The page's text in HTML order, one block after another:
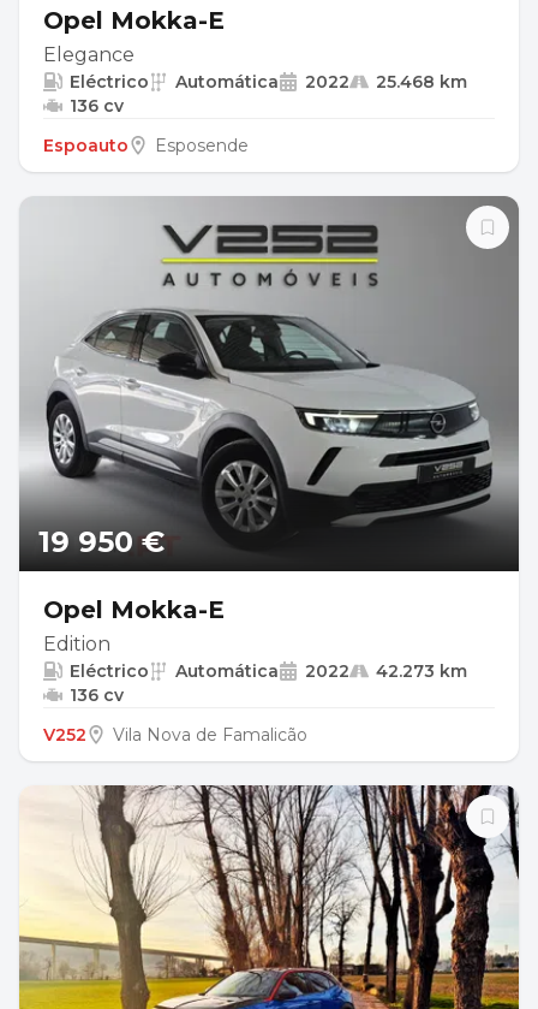
Opel Mokka-E
Elegance
Eléctrico Automática 2022
25.468 km
136 cv
Espoauto
Esposende
19 950 €
Opel Mokka-E
Edition
Eléctrico Automática 2022
42.273 km
136 cv
V252
Vila Nova de Famalicão